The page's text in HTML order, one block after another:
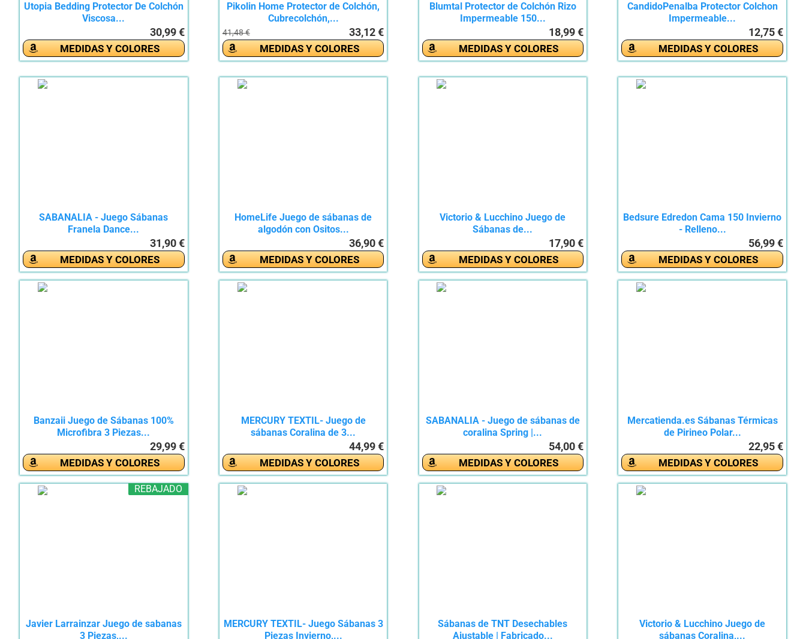
Utopia Bedding Protector De Colchón
Viscosa...
30,99 €
MEDIDAS Y COLORES
Pikolin Home Protector de Colchón,
Cubrecolchón,...
41,48 € 33,12 €
MEDIDAS Y COLORES
Blumtal Protector de Colchón Rizo
Impermeable 150...
18,99 €
MEDIDAS Y COLORES
CandidoPenalba Protector Colchon
Impermeable...
12,75 €
MEDIDAS Y COLORES
SABANALIA - Juego Sábanas
Franela Dance...
31,90 €
MEDIDAS Y COLORES
HomeLife Juego de sábanas de
algodón con Ositos...
36,90 €
MEDIDAS Y COLORES
Victorio & Lucchino Juego de
Sábanas de...
17,90 €
MEDIDAS Y COLORES
Bedsure Edredon Cama 150 Invierno
- Relleno...
56,99 €
MEDIDAS Y COLORES
Banzaii Juego de Sábanas 100%
Microfibra 3 Piezas...
29,99 €
MEDIDAS Y COLORES
MERCURY TEXTIL- Juego de
sábanas Coralina de 3...
44,99 €
MEDIDAS Y COLORES
SABANALIA - Juego de sábanas de
coralina Spring |...
54,00 €
MEDIDAS Y COLORES
Mercatienda.es Sábanas Térmicas
de Pirineo Polar...
22,95 €
MEDIDAS Y COLORES
REBAJADO
Javier Larrainzar Juego de sabanas
3 Piezas,...
MERCURY TEXTIL- Juego Sábanas 3
Piezas Invierno,...
Sábanas de TNT Desechables
Ajustable | Fabricado...
Victorio & Lucchino Juego de
sábanas Coralina,...